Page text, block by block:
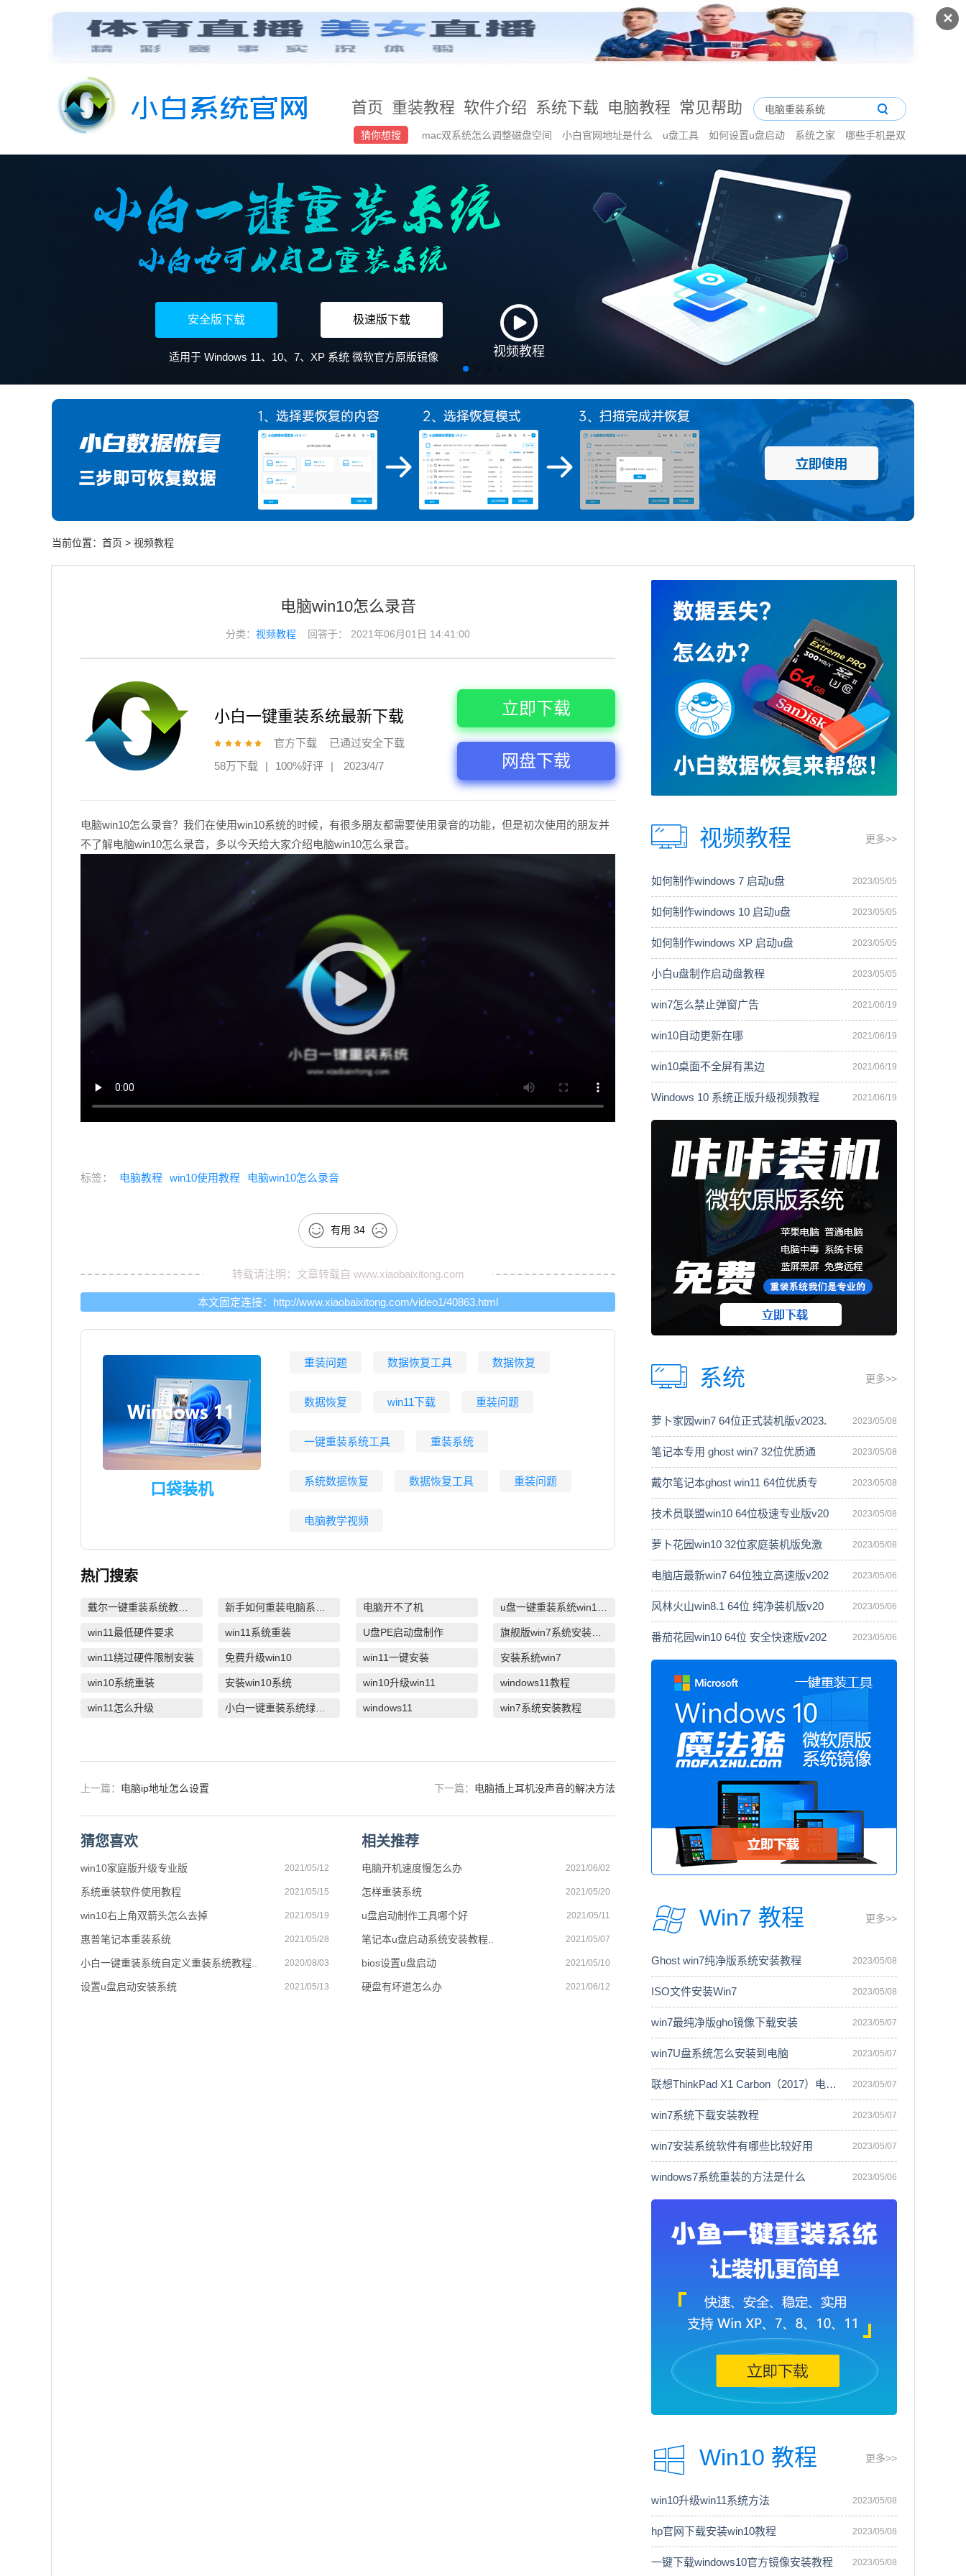
✕
首页 重装教程 软件介绍 系统下载 电脑教程 常见帮助
猜你想搜 mac双系统怎么调整磁盘空间 小白官网地址是什么 u盘工具 如何设置u盘启动 系统之家
哪些手机是双
当前位置： 首页 > 视频教程
电脑win10怎么录音
分类：视频教程 回答于： 2021年06月01日 14:41:00
小白一键重装系统最新下载
官方下载
已通过安全下载
58万下载
| 100%好评 | 2023/4/7
立即下载
网盘下载
电脑win10怎么录音？我们在使用win10系统的时候，有很多朋友都需要使用录音的功能，但是初次使用的朋友并
不了解电脑win10怎么录音，多以今天给大家介绍电脑win10怎么录音。
标签： 电脑教程 win10使用教程 电脑win10怎么录音
有用 34
转载请注明：文章转载自 www.xiaobaixitong.com
本文固定连接： http://www.xiaobaixitong.com/video1/40863.html
口袋装机
重装问题 数据恢复工具 数据恢复
数据恢复 win11下载 重装问题
一键重装系统工具 重装系统
系统数据恢复 数据恢复工具 重装问题
电脑教学视频
热门搜索
戴尔一键重装系统教育版 电脑开不了机
win11最低硬件要求 win11系统重装 U盘PE启动盘制作
win11绕过硬件限制安装 免费升级win10 win11一键安装 安装系统win7
win10系统重装 安装win10系统 win10升级win11 windows11教程
win11怎么升级 windows11 win7系统安装教程
上一篇： 电脑ip地址怎么设置 下一篇： 电脑插上耳机没声音的解决方法
猜您喜欢
win10家庭版升级专业版 2021/05/12
系统重装软件使用教程 2021/05/15
win10右上角双箭头怎么去掉 2021/05/19
惠普笔记本重装系统 2021/05/28
小白一键重装系统自定义重装系统教程.. 2020/08/03
设置u盘启动安装系统 2021/05/13
相关推荐
电脑开机速度慢怎么办 2021/06/02
怎样重装系统 2021/05/20
u盘启动制作工具哪个好 2021/05/11
笔记本u盘启动系统安装教程.. 2021/05/07
bios设置u盘启动 2021/05/10
硬盘有坏道怎么办 2021/06/12
视频教程 更多>>
如何制作windows 7 启动u盘 2023/05/05
如何制作windows 10 启动u盘 2023/05/05
如何制作windows XP 启动u盘 2023/05/05
小白u盘制作启动盘教程 2023/05/05
win7怎么禁止弹窗广告 2021/06/19
win10自动更新在哪 2021/06/19
win10桌面不全屏有黑边 2021/06/19
Windows 10 系统正版升级视频教程 2021/06/19
系统 更多>>
萝卜家园win7 64位正式装机版v2023. 2023/05/08
笔记本专用 ghost win7 32位优质通 2023/05/08
戴尔笔记本ghost win11 64位优质专 2023/05/08
技术员联盟win10 64位极速专业版v20 2023/05/08
萝卜花园win10 32位家庭装机版免激 2023/05/08
电脑店最新win7 64位独立高速版v202 2023/05/06
风林火山win8.1 64位 纯净装机版v20 2023/05/06
番茄花园win10 64位 安全快速版v202 2023/05/06
Win7 教程 更多>>
Ghost win7纯净版系统安装教程 2023/05/08
ISO文件安装Win7 2023/05/08
win7最纯净版gho镜像下载安装 2023/05/07
win7U盘系统怎么安装到电脑 2023/05/07
联想ThinkPad X1 Carbon（2017）电脑安 2023/05/07
win7系统下载安装教程 2023/05/07
win7安装系统软件有哪些比较好用 2023/05/07
windows7系统重装的方法是什么 2023/05/06
Win10 教程 更多>>
win10升级win11系统方法 2023/05/08
hp官网下载安装win10教程 2023/05/08
一键下载windows10官方镜像安装教程 2023/05/08